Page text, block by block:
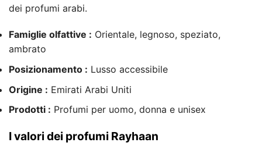
dei profumi arabi.
Famiglie olfattive : Orientale, legnoso, speziato,
ambrato
Posizionamento : Lusso accessibile
Origine : Emirati Arabi Uniti
Prodotti : Profumi per uomo, donna e unisex
I valori dei profumi Rayhaan